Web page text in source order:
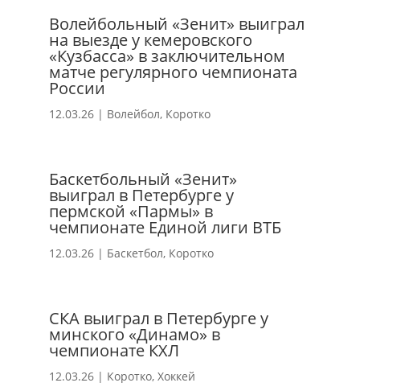
Волейбольный «Зенит» выиграл
на выезде у кемеровского
«Кузбасса» в заключительном
матче регулярного чемпионата
России
12.03.26| Волейбол, Коротко
Баскетбольный «Зенит»
выиграл в Петербурге у
пермской «Пармы» в
чемпионате Единой лиги ВТБ
12.03.26| Баскетбол, Коротко
СКА выиграл в Петербурге у
минского «Динамо» в
чемпионате КХЛ
12.03.26| Коротко, Хоккей